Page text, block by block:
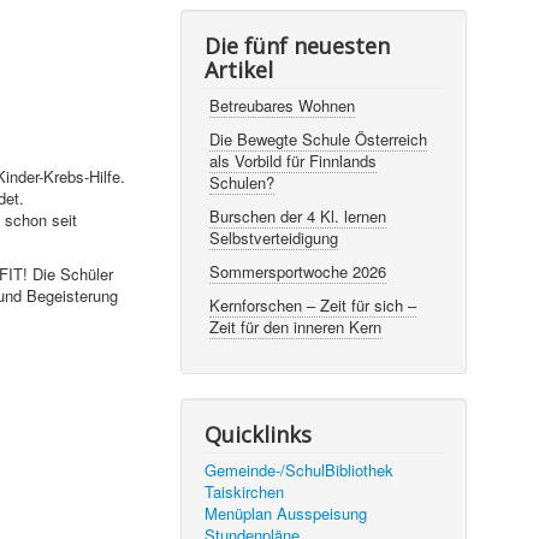
Krebs-Hilfe.
schon seit
Die Schüler
Begeisterung
Die fünf neuesten
Artikel
Betreubares Wohnen
Die Bewegte Schule Österreich
als Vorbild für Finnlands
Schulen?
Burschen der 4 Kl. lernen
Selbstverteidigung
Sommersportwoche 2026
Kernforschen – Zeit für sich –
Zeit für den inneren Kern
Quicklinks
Gemeinde-/SchulBibliothek
Taiskirchen
Menüplan Ausspeisung